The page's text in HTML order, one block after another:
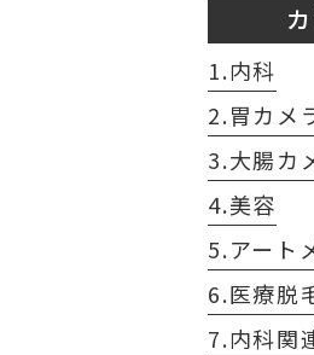
1.内科
2.胃カメ
3.大腸カ
4.美容
5.アート
6.医療脱
7.内科関